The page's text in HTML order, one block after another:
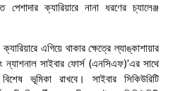
পেশাদার ক্যারিয়ারে নানা ধরণের চ্যালেঞ্জ
ক্যারিয়ারে এগিয়ে থাকার ক্ষেত্রে ল্যাঙ্কাশায়ার
ন্যাশনাল সাইবার ফোর্স (এনসিএফ)’এর সাথে
ভূমিকা রাখবে। সাইবার সিকিউরিটি